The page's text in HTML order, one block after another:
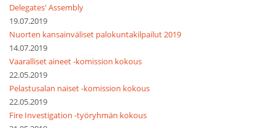
Delegates' Assembly
19.07.2019
Nuorten kansainväliset palokuntakilpailut 2019
14.07.2019
Vaaralliset aineet -komission kokous
22.05.2019
Pelastusalan naiset -komission kokous
22.05.2019
Fire Investigation -työryhmän kokous